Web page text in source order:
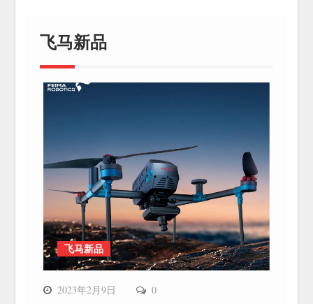
飞马新品
飞马新品
2023年2月9日 0